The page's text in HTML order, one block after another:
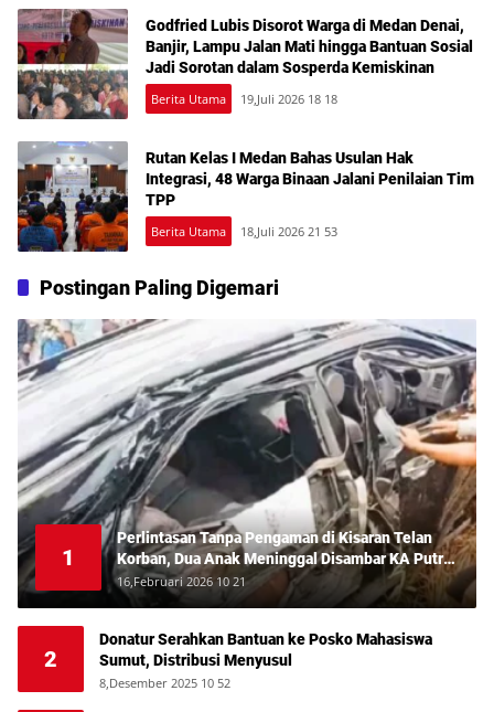
Godfried Lubis Disorot Warga di Medan Denai,
Banjir, Lampu Jalan Mati hingga Bantuan Sosial
Jadi Sorotan dalam Sosperda Kemiskinan
Berita Utama 19,Juli 2026 18 18
Rutan Kelas I Medan Bahas Usulan Hak
Integrasi, 48 Warga Binaan Jalani Penilaian Tim
TPP
Berita Utama 18,Juli 2026 21 53
Postingan Paling Digemari
1
Perlintasan Tanpa Pengaman di Kisaran Telan
Korban, Dua Anak Meninggal Disambar KA Putri
Deli
16,Februari 2026 10 21
2
Donatur Serahkan Bantuan ke Posko Mahasiswa
Sumut, Distribusi Menyusul
8,Desember 2025 10 52